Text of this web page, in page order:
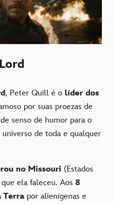
, Peter Quill é o líder dos
por suas proezas de
senso de humor para o
de toda e qualquer
no Missouri (Estados
ela faleceu. Aos 8
Terrapor alienígenas e